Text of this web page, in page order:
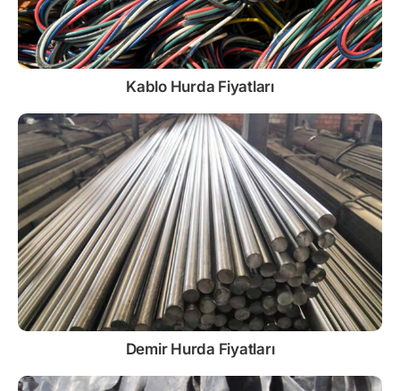
Kablo Hurda Fiyatları
Demir Hurda Fiyatları